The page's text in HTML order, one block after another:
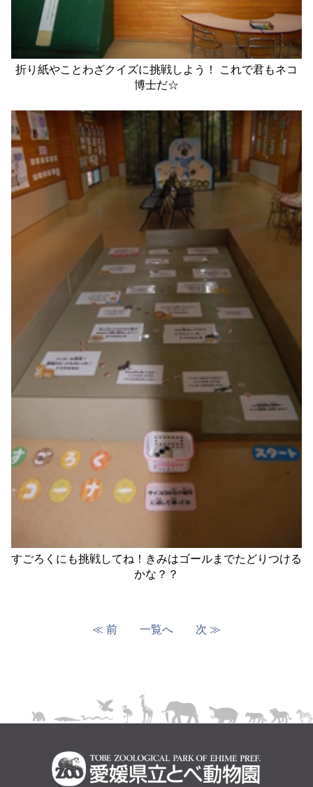
折り紙やことわざクイズに挑戦しよう！ これで君もネコ
博士だ☆
すごろくにも挑戦してね！きみはゴールまでたどりつける
かな？？
≪ 前 一覧へ 次 ≫